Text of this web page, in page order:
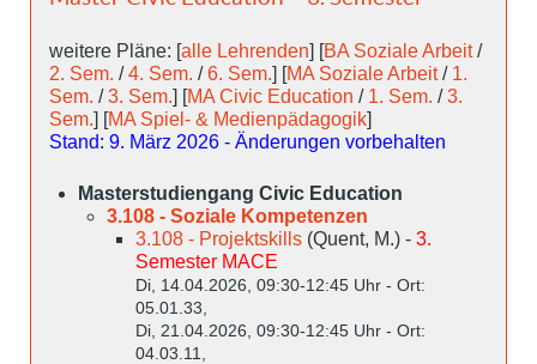
weitere Pläne: [alle Lehrenden] [BA Soziale Arbeit/
2. Sem. /4. Sem. /6. Sem.] [MA Soziale Arbeit/ 1.
Sem. /3. Sem.] [MA Civic Education / 1. Sem. /3.
Sem.] [MA Spiel- & Medienpädagogik]
Stand: 9. März 2026 - Änderungen vorbehalten
Masterstudiengang Civic Education
3.108 - Soziale Kompetenzen
3.108 - Projektskills (Quent, M.) - 3.
Semester MACE
Di, 14.04.2026, 09:30-12:45 Uhr - Ort:
05.01.33,
Di, 21.04.2026, 09:30-12:45 Uhr - Ort:
04.03.11,